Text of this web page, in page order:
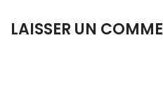
LAISSER UN